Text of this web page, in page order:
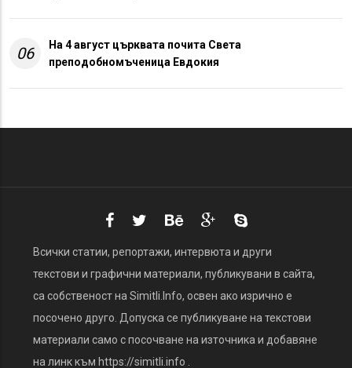
06
На 4 август църквата почита Света
преподобномъченица Евдокия
Всички статии, репортажи, интервюта и други
текстови и графични материали, публикувани в сайта,
са собственост на Simitli.Info, освен ако изрично е
посочено друго. Допуска се публикуване на текстови
материали само с посочване на източника и добавяне
на линк към https://simitli.info .